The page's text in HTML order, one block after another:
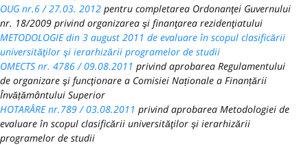
OUG nr.6 / 27.03. 2012 pentru completarea Ordonanţei Guvernului
nr. 18/2009 privind organizarea şi finanţarea rezidenţiatului
METODOLOGIE din 3 august 2011 de evaluare în scopul clasificării
universităţilor şi ierarhizării programelor de studii
OMECTS nr. 4786 / 09.08.2011 privind aprobarea Regulamentului
de organizare şi funcţionare a Comisiei Naționale a Finanțării
Învățământului Superior
HOTARÂRE nr.789 / 03.08.2011 privind aprobarea Metodologiei de
evaluare în scopul clasificării universităţilor şi ierarhizării
programelor de studii